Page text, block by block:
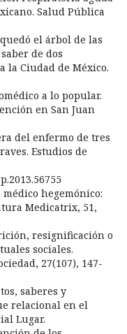
Salud Pública
el árbol de las
de dos
la Ciudad de México.
a lo popular.
en San Juan
del enfermo de tres
Estudios de
hegemónico:
Medicatrix, 51,
resignificación o
sociales.
27(107), 147-
saberes y
relacional en el
Lugar.